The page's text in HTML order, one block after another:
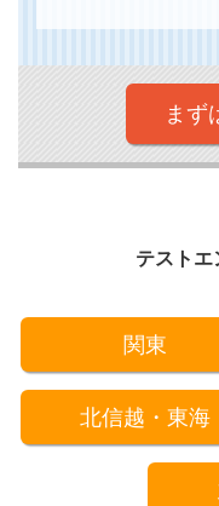
まず
テスト
関東
北信越・東海